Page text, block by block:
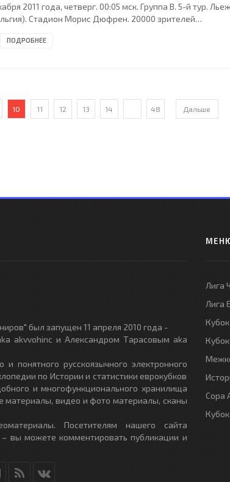
2011 года, четверг. 00:05 мск. Группа B. 5-й тур. Льеж
Стадион Морис Дюфрен. 20000 зрителей
Италия). "Стандард": Синан Болат, Реджиналь
ПОДРОБНЕЕ
10 11 12 13 14 48 Дальше
был запущен 11 апреля 2010 года -
akvvohinc и Александром Тарасовым aka
понятного русскоязычного электронного
по Истории и статистики еврокубков
и многофункционального хранилища
материалы, видео и фото материалы, сканы
Посетителям нашего сайта
вы можете комментировать публикации и
Лига
Лига
Copa